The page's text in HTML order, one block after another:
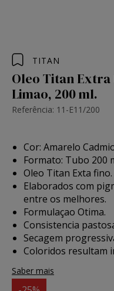
TITAN
Oleo Titan
Limao, 200 ml.
Referência: 11-E11/200
Cor: Amarelo
Formato: Tubo 200
Oleo Titan Exta fino.
Elaborados com
entre os melhores.
Formulaçao Otima.
Consistencia
Secagem
Coloridos resultam
Saber mais